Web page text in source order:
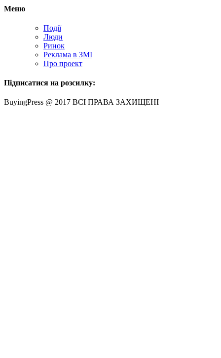
Меню
Події
Люди
Ринок
Реклама в ЗМІ
Про проект
Підписатися на розсилку:
BuyingPress @ 2017 ВСІ ПРАВА ЗАХИЩЕНІ